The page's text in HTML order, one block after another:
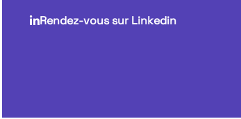
Rendez-vous sur Linkedin